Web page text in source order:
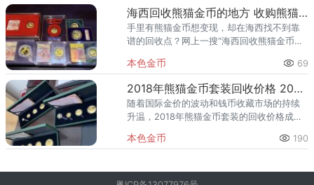
支持孝感全市（含孝南区、汉川
海西回收熊猫金币的地方 收购熊猫金币正规渠道
手里有熊猫金币想变现，却在海西找不到靠
谱的回收点？网上一搜“海西回收熊猫金币的
小广告，报价混乱、真假难辨。更麻烦的
是，海西本地专业钱币回收机
本色金币 69
2018年熊猫金币套装回收价格 2026年最新行情与正规渠道推荐
随着国际金价的波动和钱币收藏市场的持续
升温，2018年熊猫金币套装的回收价格成为
民银行发行的法定货币，熊猫金币兼具投资
本色金币 190